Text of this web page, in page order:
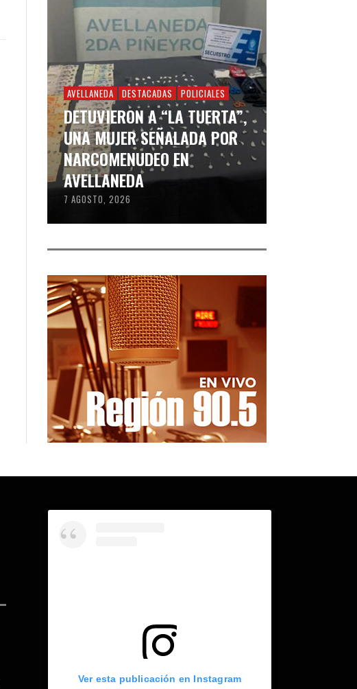
AVELLANEDA DESTACADAS POLICIALES
DETUVIERON A “LA TUERTA”,
UNA MUJER SEÑALADA POR
NARCOMENUDEO EN
AVELLANEDA
7 AGOSTO, 2026
Ver esta publicación en Instagram